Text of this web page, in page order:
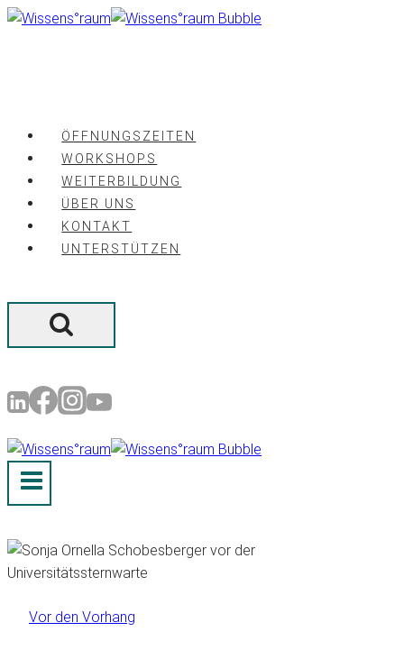
Zum
ÖFFNUNGSZEITEN
WORKSHOPS
WEITERBILDUNG
ÜBER UNS
KONTAKT
UNTERSTÜTZEN
Vor den Vorhang